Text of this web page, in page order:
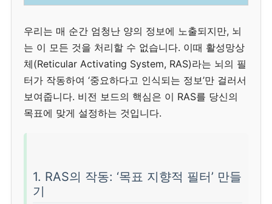
우리는 매 순간 엄청난 양의 정보에 노출되지만, 뇌
는 이 모든 것을 처리할 수 없습니다. 이때 활성망상
체(Reticular Activating System, RAS)라는 뇌의 필
터가 작동하여 ‘중요하다고 인식되는 정보’만 걸러서
보여줍니다. 비전 보드의 핵심은 이 RAS를 당신의
목표에 맞게 설정하는 것입니다.
1. RAS의 작동: ‘목표 지향적 필터’ 만들
기